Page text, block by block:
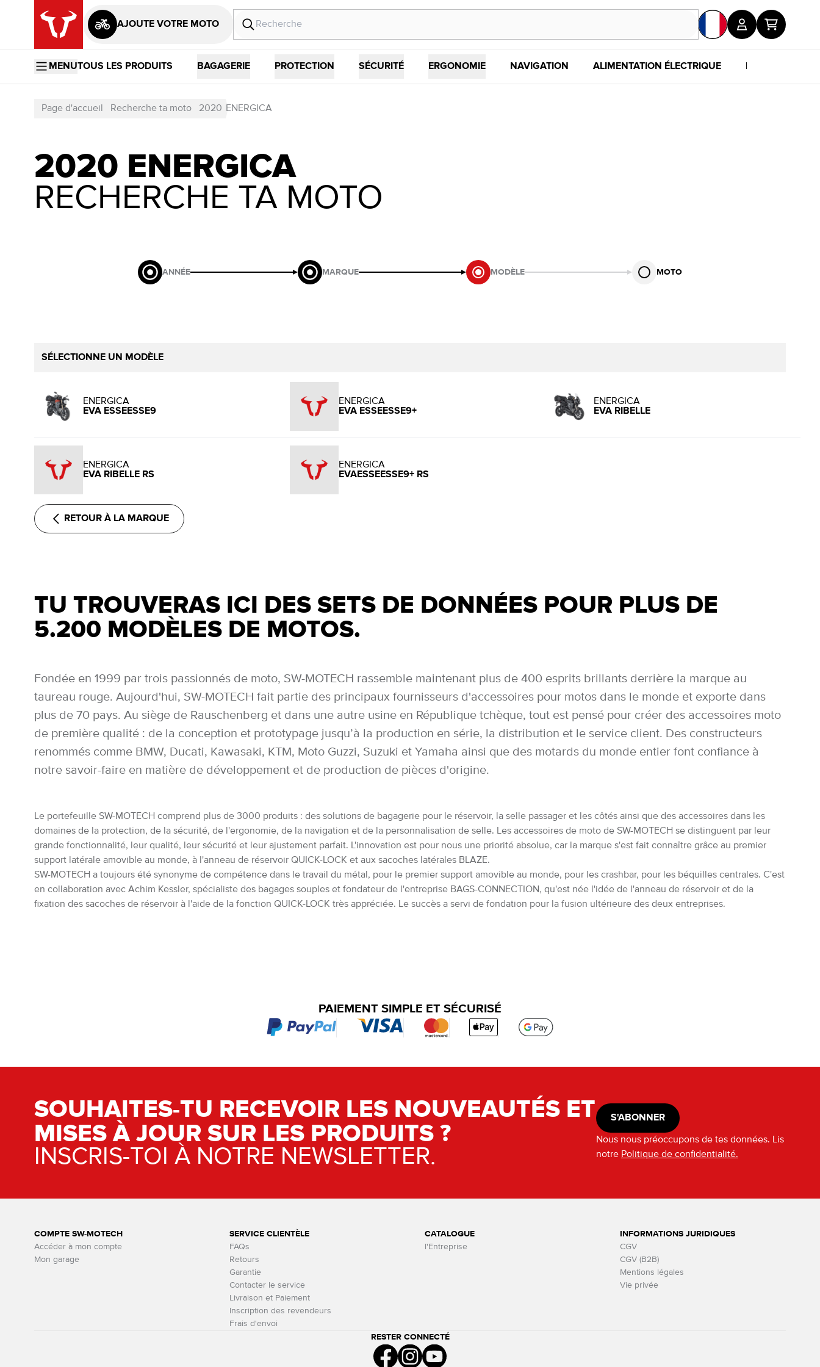
AJOUTE VOTRE MOTO
MENUTOUS LES PRODUITS BAGAGERIE PROTECTION SÉCURITÉ ERGONOMIE NAVIGATION ALIMENTATION ÉLECTRIQUE
Page d'accueil Recherche ta moto 2020 ENERGICA
2020 ENERGICA
RECHERCHE TA MOTO
ANNÉE MARQUE MODÈLE MOTO
SÉLECTIONNE UN MODÈLE
ENERGICA
EVA ESSEESSE9
ENERGICA
EVA ESSEESSE9+
ENERGICA
EVA RIBELLE
ENERGICA
EVA RIBELLE RS
ENERGICA
EVAESSEESSE9+ RS
RETOUR À LA MARQUE
TU TROUVERAS ICI DES SETS DE DONNÉES POUR PLUS DE
5.200 MODÈLES DE MOTOS.
Fondée en 1999 par trois passionnés de moto, SW-MOTECH rassemble maintenant plus de 400 esprits brillants derrière la marque au
taureau rouge. Aujourd'hui, SW-MOTECH fait partie des principaux fournisseurs d'accessoires pour motos dans le monde et exporte dans
plus de 70 pays. Au siège de Rauschenberg et dans une autre usine en République tchèque, tout est pensé pour créer des accessoires moto
de première qualité : de la conception et prototypage jusqu’à la production en série, la distribution et le service client. Des constructeurs
renommés comme BMW, Ducati, Kawasaki, KTM, Moto Guzzi, Suzuki et Yamaha ainsi que des motards du monde entier font confiance à
notre savoir-faire en matière de développement et de production de pièces d'origine.
Le portefeuille SW-MOTECH comprend plus de 3000 produits : des solutions de bagagerie pour le réservoir, la selle passager et les côtés ainsi que des accessoires dans les
domaines de la protection, de la sécurité, de l'ergonomie, de la navigation et de la personnalisation de selle. Les accessoires de moto de SW-MOTECH se distinguent par leur
grande fonctionnalité, leur qualité, leur sécurité et leur ajustement parfait. L'innovation est pour nous une priorité absolue, car la marque s'est fait connaître grâce au premier
support latérale amovible au monde, à l'anneau de réservoir QUICK-LOCK et aux sacoches latérales BLAZE.
SW-MOTECH a toujours été synonyme de compétence dans le travail du métal, pour le premier support amovible au monde, pour les crashbar, pour les béquilles centrales. C'est
en collaboration avec Achim Kessler, spécialiste des bagages souples et fondateur de l'entreprise BAGS-CONNECTION, qu'est née l'idée de l'anneau de réservoir et de la
fixation des sacoches de réservoir à l'aide de la fonction QUICK-LOCK très appréciée. Le succès a servi de fondation pour la fusion ultérieure des deux entreprises.
PAIEMENT SIMPLE ET SÉCURISÉ
SOUHAITES-TU RECEVOIR LES NOUVEAUTÉS ET
MISES À JOUR SUR LES PRODUITS ?
INSCRIS-TOI À NOTRE NEWSLETTER.
S'ABONNER
Nous nous préoccupons de tes données. Lis
notre Politique de confidentialité.
COMPTE SW-MOTECH
Accéder à mon compte
Mon garage
SERVICE CLIENTÈLE
FAQs
Retours
Garantie
Contacter le service
Livraison et Paiement
Inscription des revendeurs
Frais d'envoi
CATALOGUE
l'Entreprise
INFORMATIONS JURIDIQUES
CGV
CGV (B2B)
Mentions légales
Vie privée
RESTER CONNECTÉ